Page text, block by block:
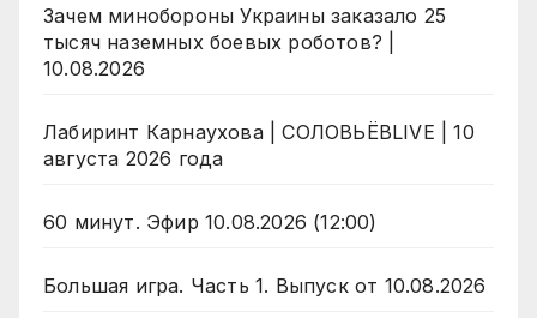
Зачем минобороны Украины заказало 25
тысяч наземных боевых роботов? |
10.08.2026
Лабиринт Карнаухова | СОЛОВЬЁВLIVE | 10
августа 2026 года
60 минут. Эфир 10.08.2026 (12:00)
Большая игра. Часть 1. Выпуск от 10.08.2026